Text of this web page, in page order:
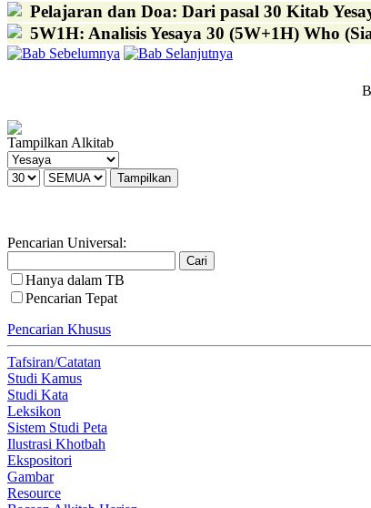
Pelajaran dan Doa: Dari pasal 30 Kitab
5W1H: Analisis Yesaya 30 (5W+1H) Who
Tampilkan Alkitab
Pencarian Universal:
Hanya dalam TB
Pencarian Tepat
Pencarian Khusus
Tafsiran/Catatan
Studi Kamus
Studi Kata
Leksikon
Sistem Studi Peta
Ilustrasi Khotbah
Ekspositori
Gambar
Resource